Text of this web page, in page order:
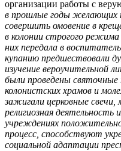
организации работы с
в прошлые годы желающих
совершить омовение в
в колонии строгого
них передала в
купанию предшествовали
изучение вероучительной
были проведены
колонистских храмов и
зажигали церковные
религиозная деятельность
учреждениях
процесс, способствуют
социальной адаптации